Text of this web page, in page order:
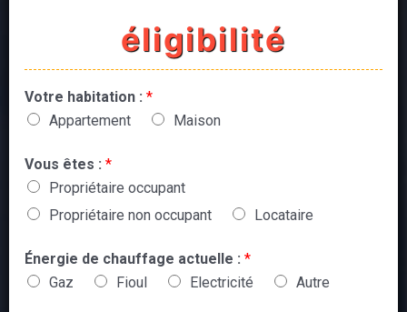
éligibilité
Votre habitation : *
Appartement
Maison
Vous êtes : *
Propriétaire occupant
Propriétaire non occupant
Locataire
Énergie de chauffage actuelle : *
Gaz
Fioul Electricité Autre